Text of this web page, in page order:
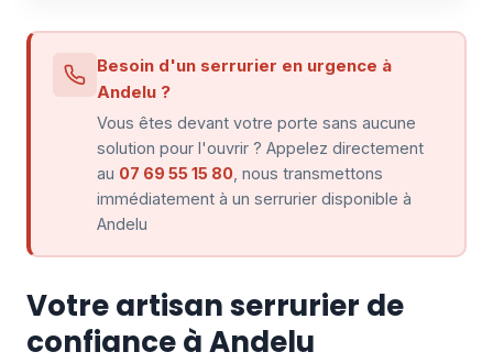
Besoin d'un serrurier en urgence à
Andelu ?
Vous êtes devant votre porte sans aucune
solution pour l'ouvrir ? Appelez directement
au 07 69 55 15 80 , nous transmettons
immédiatement à un serrurier disponible à
Andelu
Votre artisan serrurier de
confiance à Andelu